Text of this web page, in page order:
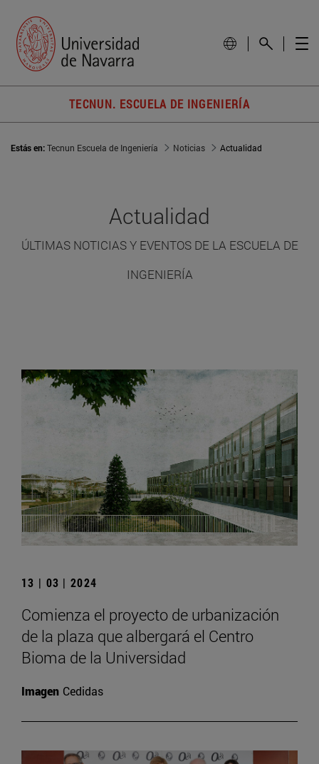
TECNUN. ESCUELA DE INGENIERÍA
Estás en:Tecnun Escuela de Ingeniería Noticias Actualidad
Actualidad
ÚLTIMAS NOTICIAS Y EVENTOS DE LA ESCUELA DE
INGENIERÍA
13 | 03 | 2024
Comienza el proyecto de urbanización
de la plaza que albergará el Centro
Bioma de la Universidad
Imagen Cedidas